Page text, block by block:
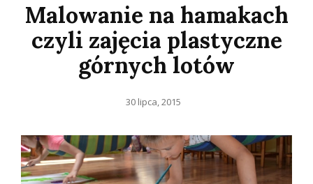
Malowanie na hamakach
czyli zajęcia plastyczne
górnych lotów
Posted
30 lipca, 2015